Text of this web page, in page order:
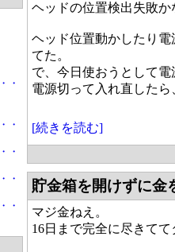
・
・
・
・
・
ヘッドの位置検出失敗か
ヘッド位置動かしたり
てた。
で、今日使おうとして電
電源切って入れ直したら
[続きを読む]
貯金箱を開けずに金
マジ金ねえ。
16日まで完全に尽きて